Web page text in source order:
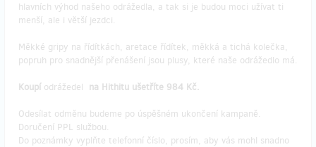
hlavních výhod našeho odrážedla, a tak si je budou moci užívat ti
menší, ale i větší jezdci.
Měkké gripy na řídítkách, aretace řídítek, měkká a tichá kolečka,
popruh pro snadnější přenášení jsou plusy, které naše odrážedlo má.
Koupí odrážedel na Hithitu ušetříte 984 Kč.
Odesílat odměnu budeme po úspěšném ukončení kampaně.
Doručení PPL službou.
Do poznámky vyplňte telefonní číslo, prosím, aby vás mohl snadno